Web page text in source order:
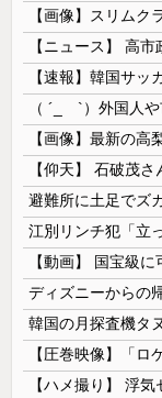
【画像】最新の高